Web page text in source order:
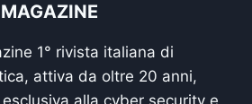
1° rivista italiana di
attiva da oltre 20 anni,